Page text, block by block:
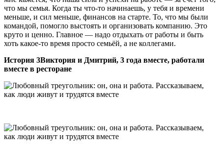
что мы семья. Когда ты что-то начинаешь, у тебя и времени
меньше, и сил меньше, финансов на старте. То, что мы были
командой, помогло выстоять и организовать компанию. Это
круто и ценно. Главное — надо отдыхать от работы и быть
хоть какое-то время просто семьёй, а не коллегами.
История 3Виктория и Дмитрий, 3 года вместе, работали
вместе в ресторане